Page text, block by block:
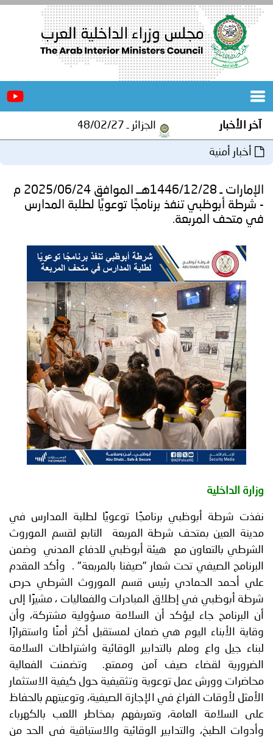
الرئيسية
المكاتب
المجلس
مؤتمرات
و
اجتماعات
جهود
و
إنجازات
برامج
توعوية
الخدمات
الإلكترونية
صور
وفيديو
مجلة
أصداء
الأمانة
إعلانات
من
نحن
اتصل
بنا
آخر الأخبار الجزائر ـ 1448/02/27هـ ــ الموافق 2026/08/10 م - مصالح أمن ولاية المنيعة تستقبل أشبال الهلال الاحمر الجزائري بالمنيعة..
أخبار أمنية
الإمارات ـ 1446/12/28هــ الموافق 2025/06/24 م
- شرطة أبوظبي تنفذ برنامجًا توعويًا لطلبة المدارس
في متحف المربعة.
وزارة الداخلية
نفذت شرطة أبوظبي برنامجًا توعويًا لطلبة المدارس في
مدينة العين بمتحف شرطة المربعة التابع لقسم الموروث
الشرطي بالتعاون مع هيئة أبوظبي للدفاع المدني وضمن
البرنامج الصيفي تحت شعار "صيفنا بالمربعة" . وأكد المقدم
علي أحمد الحمادي رئيس قسم الموروث الشرطي حرص
شرطة أبوظبي في إطلاق المبادرات والفعاليات ، مشيرًا إلى
أن البرنامج جاء ليؤكد أن السلامة مسؤولية مشتركة، وأن
وقاية الأبناء اليوم هي ضمان لمستقبل أكثر أمنًا واستقرارًا
لبناء جيل واع وملم بالتدابير الوقائية واشتراطات السلامة
الضرورية لقضاء صيف آمن وممتع. وتضمنت الفعالية
محاضرات وورش عمل توعوية وتثقيفية حول كيفية الاستثمار
الأمثل لأوقات الفراغ في الإجازة الصيفية، وتوعيتهم بالحفاظ
على السلامة العامة، وتعريفهم بمخاطر اللعب بالكهرباء
وأدوات الطبخ، والتدابير الوقائية والاستباقية في الحد من